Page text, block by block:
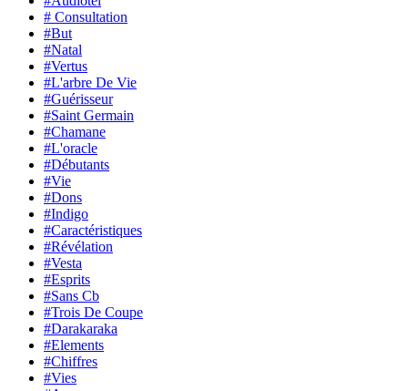
# Consultation
#But
#Natal
#Vertus
#L'arbre De Vie
#Guérisseur
#Saint Germain
#Chamane
#L'oracle
#Débutants
#Vie
#Dons
#Indigo
#Caractéristiques
#Révélation
#Vesta
#Esprits
#Sans Cb
#Trois De Coupe
#Darakaraka
#Elements
#Chiffres
#Vies